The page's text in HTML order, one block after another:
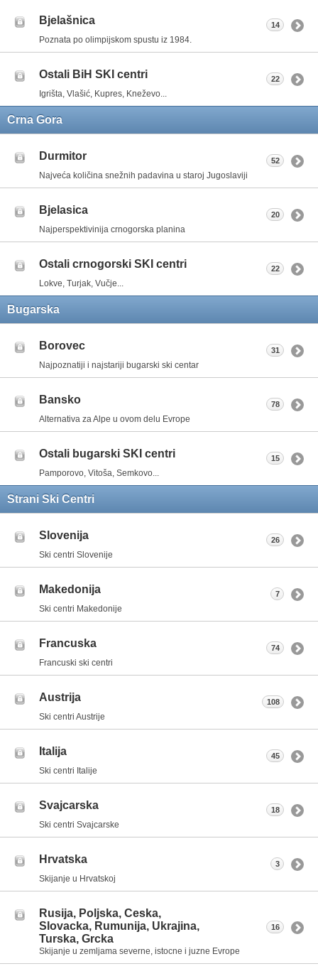
Bjelašnica
Poznata po olimpijskom spustu iz 1984.
14
Ostali BiH SKI centri
Igrišta, Vlašić, Kupres, Kneževo...
22
Crna Gora
Durmitor
Najveća količina snežnih padavina u staroj Jugoslaviji
52
Bjelasica
Najperspektivinija crnogorska planina
20
Ostali crnogorski SKI centri
Lokve, Turjak, Vučje...
22
Bugarska
Borovec
Najpoznatiji i najstariji bugarski ski centar
31
Bansko
Alternativa za Alpe u ovom delu Evrope
78
Ostali bugarski SKI centri
Pamporovo, Vitoša, Semkovo...
15
Strani Ski Centri
Slovenija
Ski centri Slovenije
26
Makedonija
Ski centri Makedonije
7
Francuska
Francuski ski centri
74
Austrija
Ski centri Austrije
108
Italija
Ski centri Italije
45
Svajcarska
Ski centri Svajcarske
18
Hrvatska
Skijanje u Hrvatskoj
3
Rusija, Poljska, Ceska,
Slovacka, Rumunija, Ukrajina,
Turska, Grcka
Skijanje u zemljama severne, istocne i juzne Evrope
16